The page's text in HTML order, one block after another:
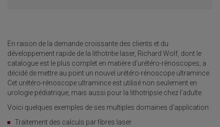
En raison de la demande croissante des clients et du
développement rapide de la lithotritie laser, Richard Wolf, dont le
catalogue est le plus complet en matière d’urétéro-rénoscopes, a
décidé de mettre au point un nouvel urétéro-rénoscope ultramince.
Cet urétéro-rénoscope ultramince est utilisé non seulement en
urologie pédiatrique, mais aussi pour la lithotripsie chez l’adulte.
Voici quelques exemples de ses multiples domaines d’application :
Traitement des calculs par fibres laser